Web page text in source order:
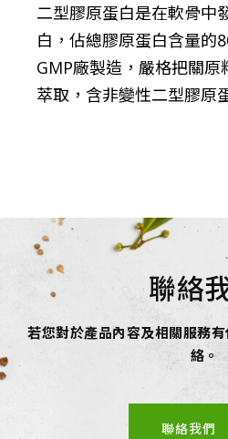
二型膠原蛋白是在軟骨中
白，佔總膠原蛋白含量的
GMP廠製造，嚴格把關
萃取，含非變性二型膠原
聯絡
若您對於產品內容及相關服務
絡。
聯絡我們